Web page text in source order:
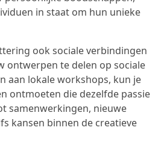
in staat om hun unieke
ook sociale verbindingen
ontwerpen te delen op sociale
aan lokale workshops, kun je
ontmoeten die dezelfde passie
samenwerkingen, nieuwe
kansen binnen de creatieve